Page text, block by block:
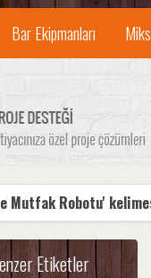
Bar Ekipmanları
Mutfak Robotu'
Etiketler